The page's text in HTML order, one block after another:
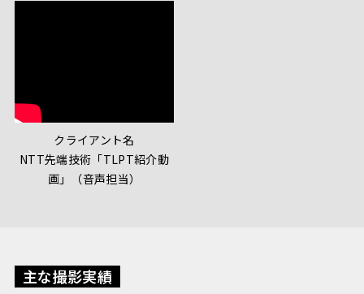
クライアント名
NTT先端技術「TLPT紹介動
画」（音声担当）
主な撮影実績